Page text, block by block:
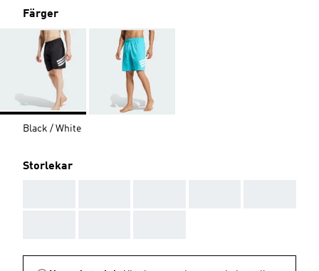
Färger
Black / White
Storlekar